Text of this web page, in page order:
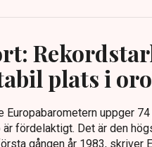
plats i
Europabarometern uppger
fördelaktigt. Det är den
gången år 1983, skriver